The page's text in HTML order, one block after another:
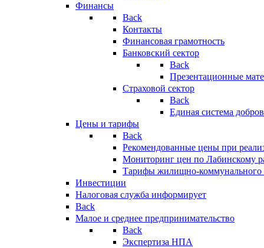
Финансы
Back
Контакты
Финансовая грамотность
Банковский сектор
Back
Презентационные
Страховой сектор
Back
Единая система
Цены и тарифы
Back
Рекомендованные цены при
Мониторинг цен по Лабинскому
Тарифы жилищно-коммунального
Инвестиции
Налоговая служба информирует
Back
Малое и среднее предпринимательство
Back
Экспертиза НПА